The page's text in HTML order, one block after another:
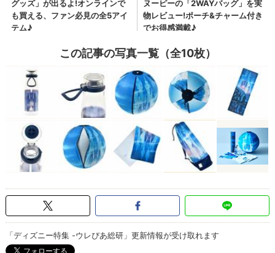
この記事の写真一覧（全10枚）
「ディズニー特集 -ウレぴあ総研」更新情報が受け取れます